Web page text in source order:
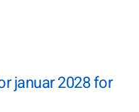
januar 2028 for